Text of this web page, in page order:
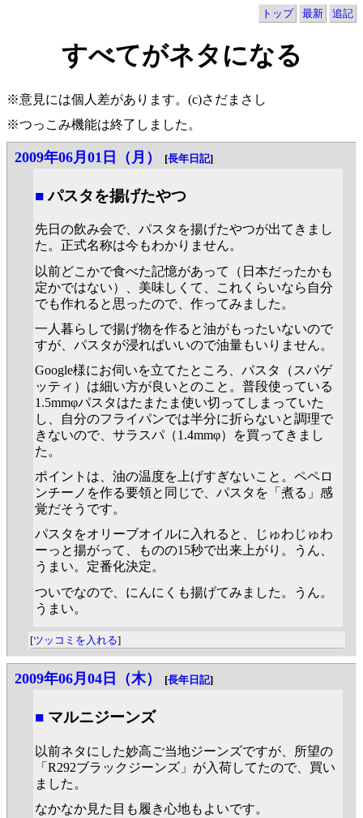
トップ 最新 追記
すべてがネタになる
※意見には個人差があります。(c)さだまさし
※つっこみ機能は終了しました。
2009年06月01日（月） [長年日記]
■パスタを揚げたやつ
先日の飲み会で、パスタを揚げたやつが出てきまし
た。正式名称は今もわかりません。
以前どこかで食べた記憶があって（日本だったかも
定かではない）、美味しくて、これくらいなら自分
でも作れると思ったので、作ってみました。
一人暮らしで揚げ物を作ると油がもったいないので
すが、パスタが浸ればいいので油量もいりません。
Google様にお伺いを立てたところ、パスタ（スパゲ
ッティ）は細い方が良いとのこと。普段使っている
1.5mmφパスタはたまたま使い切ってしまっていた
し、自分のフライパンでは半分に折らないと調理で
きないので、サラスパ（1.4mmφ）を買ってきまし
た。
ポイントは、油の温度を上げすぎないこと。ペペロ
ンチーノを作る要領と同じで、パスタを「煮る」感
覚だそうです。
パスタをオリーブオイルに入れると、じゅわじゅわ
ーっと揚がって、ものの15秒で出来上がり。うん、
うまい。定番化決定。
ついでなので、にんにくも揚げてみました。うん。
うまい。
[ツッコミを入れる]
2009年06月04日（木） [長年日記]
■ マルニジーンズ
以前ネタにした妙高ご当地ジーンズですが、所望の
「R292ブラックジーンズ」が入荷してたので、買い
ました。
なかなか見た目も履き心地もよいです。